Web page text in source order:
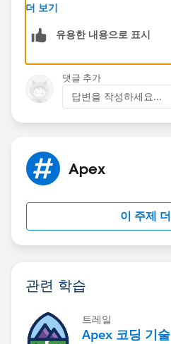
더 보기
유용한 내용으로 표시
댓글 추가
답변을 작성하세요...
Apex
이 주제
관련 학습
트레일
Apex 코딩 기